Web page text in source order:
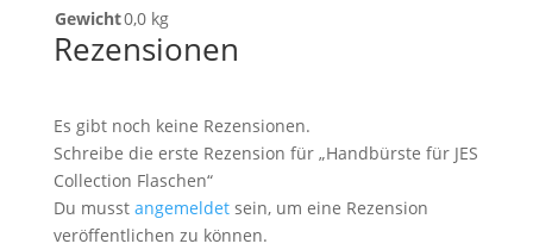
Gewicht0,0 kg
Rezensionen
Es gibt noch keine Rezensionen.
Schreibe die erste Rezension für „Handbürste für JES
Collection Flaschen“
Du musst angemeldetsein, um eine Rezension
veröffentlichen zu können.